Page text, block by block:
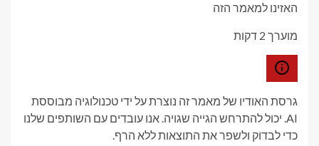
האזינו למאמר הזה
מוערך 2 דקות
גרסת האודיו של מאמר זה נוצרת על ידי טכנולוגיה מבוססת
AI. יכול להתרחש הגייה שגויה. אנו עובדים עם השותפים שלנו
כדי לבדוק ולשפר את התוצאות ללא הרף.